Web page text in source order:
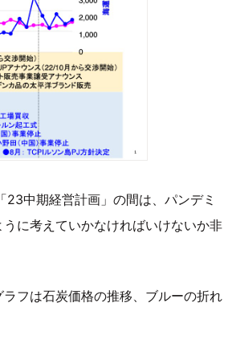
中期経営計画」の間は、パンデミ
に考えていかなければいけないか非
フは石炭価格の推移、ブルーの折れ